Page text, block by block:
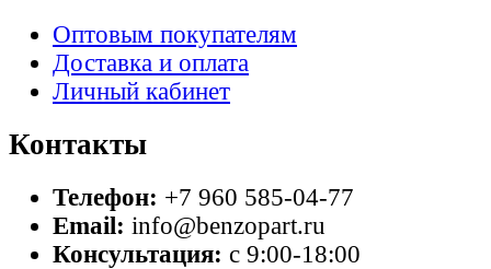
Оптовым покупателям
Доставка и оплата
Личный кабинет
Контакты
Телефон: +7 960 585-04-77
Email: info@benzopart.ru
Консультация: с 9:00-18:00